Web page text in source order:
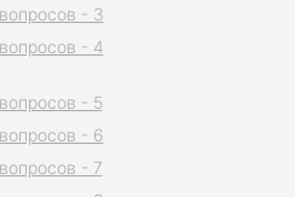
- 3
- 4
- 5
- 6
- 7